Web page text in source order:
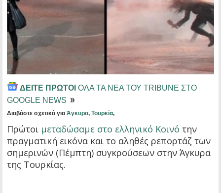
ΔΕΙΤΕ ΠΡΩΤΟΙ ΟΛΑ ΤΑ ΝΕΑ ΤΟΥ TRIBUNE ΣΤΟ
GOOGLE NEWS
Διαβάστε σχετικά για Άγκυρα, Τουρκία,
Πρώτοι μεταδώσαμε στο ελληνικό Κοινό την
πραγματική εικόνα και το αληθές ρεπορτάζ των
σημερινών (Πέμπτη) συγκρούσεων στην Άγκυρα
της Τουρκίας.